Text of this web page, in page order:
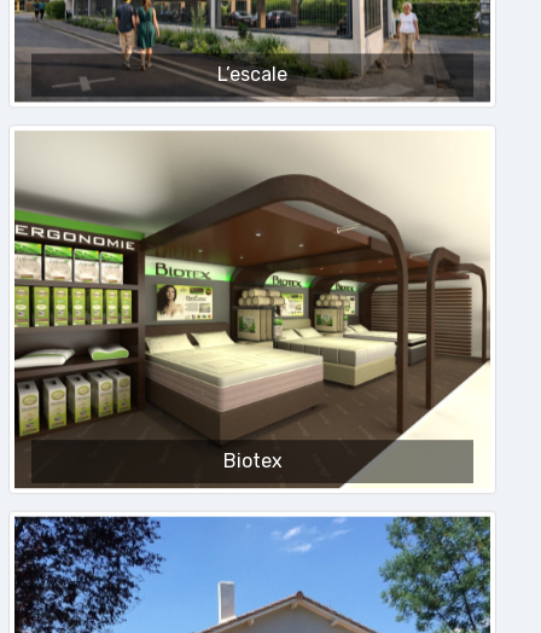
L’escale
Biotex